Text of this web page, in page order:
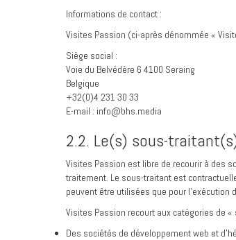
Informations de contact :
Visites Passion (ci-après dénommée «
Siège social :
Voie du Belvédère 6 4100 Seraing
Belgique
+32(0)4 231 30 33
E-mail : info@bhs.media
2.2. Le(s) sous-
Visites Passion est libre de recourir à des
traitement. Le sous-traitant est
peuvent être utilisées que pour
Visites Passion recourt aux catégories de
Des sociétés de développement web et